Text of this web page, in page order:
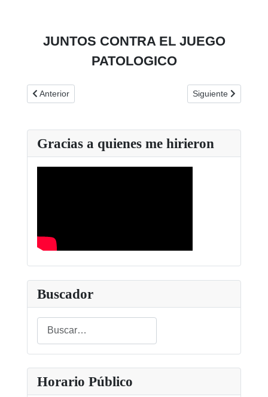
JUNTOS CONTRA EL JUEGO
PATOLOGICO
Artículo anterior: XXXIII CONGRESO ANDALUZ DE
Anterior Artículo siguiente:
Siguiente
Gracias a quienes me hirieron
Buscador
Buscar
Type 2 or more characters for results.
Horario Público